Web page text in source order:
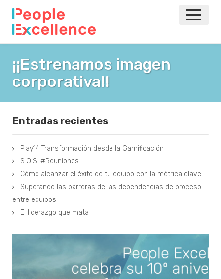
NOTICIAS
VOLVER A LA PRINCIPAL
¡¡Estrenamos imagen
corporativa!!
Entradas recientes
Play14 Transformación desde la Gamificación
S.O.S. #Reuniones
Cómo alcanzar el éxito de tu equipo con la métrica clave
Superando las barreras de las dependencias de proceso
entre equipos
El liderazgo que mata